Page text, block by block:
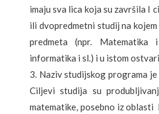
imaju sva lica koja su završila I
ili dvopredmetni studij na
predmeta (npr.
informatika i sl.) i u istom
Naziv studijskog programa
Ciljevi studija su
matematike, posebno iz